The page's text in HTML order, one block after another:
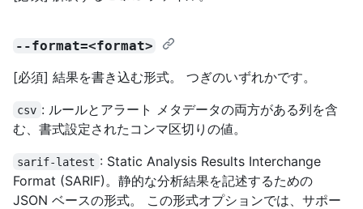
--format=<format>
[必須] 結果を書き込む形式。 つぎのいずれかです。
csv : ルールとアラート メタデータの両方がある列を含
む、書式設定されたコンマ区切りの値。
sarif-latest : Static Analysis Results Interchange
Format (SARIF)。静的な分析結果を記述するための
JSON ベースの形式。 この形式オプションでは、サポー